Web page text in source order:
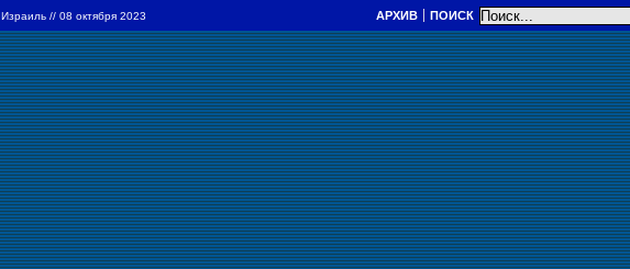
Израиль // 08 октября 2023 АРХИВ ПОИСК